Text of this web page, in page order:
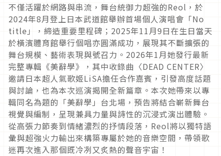
不僅活躍於網路與串流，舞台統御力超強的Reol，於
2024年8月登上日本武道館舉辦首場個人演唱會「No
title」，締造重要里程碑；2025年11月9日在生日當天
於橫濱體育館舉行個唱亦圓滿成功，展現其不斷擴張的
舞台規模、藝術表現與號召力。2026年1月她發行最新
完整專輯《美辭學》，其中收錄曲〈DEAD CENTER〉
邀請日本超人氣歌姬LiSA擔任合作嘉賓，引發高度話題
與討論，也為本次巡演揭開全新篇章。本次她帶來以專
輯同名為題的「美辭學」台北場，預告將結合嶄新舞台
視覺與編制，呈現兼具力量與詩性的沉浸式演出體驗。
從高張力節奏到情緒濃烈的抒情段落，Reol將以獨特語
彙與超強火力輸出來構築專屬於她的音樂空間，帶領歌
迷再次進入那個既冷冽又炙熱的聲音宇宙！